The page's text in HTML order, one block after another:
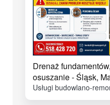
Drenaż
osuszanie - Śląsk,
Usługi budowlano-